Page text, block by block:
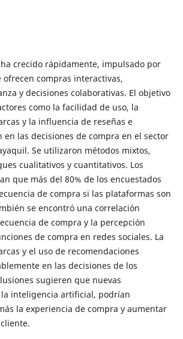
crecido rápidamente, impulsado por
ofrecen compras interactivas,
y decisiones colaborativas. El objetivo
como la facilidad de uso, la
y la influencia de reseñas e
las decisiones de compra en el sector
Se utilizaron métodos mixtos,
cualitativos y cuantitativos. Los
que más del 80% de los encuestados
de compra si las plataformas son
se encontró una correlación
de compra y la percepción
de compra en redes sociales. La
y el uso de recomendaciones
en las decisiones de los
sugieren que nuevas
inteligencia artificial, podrían
la experiencia de compra y aumentar